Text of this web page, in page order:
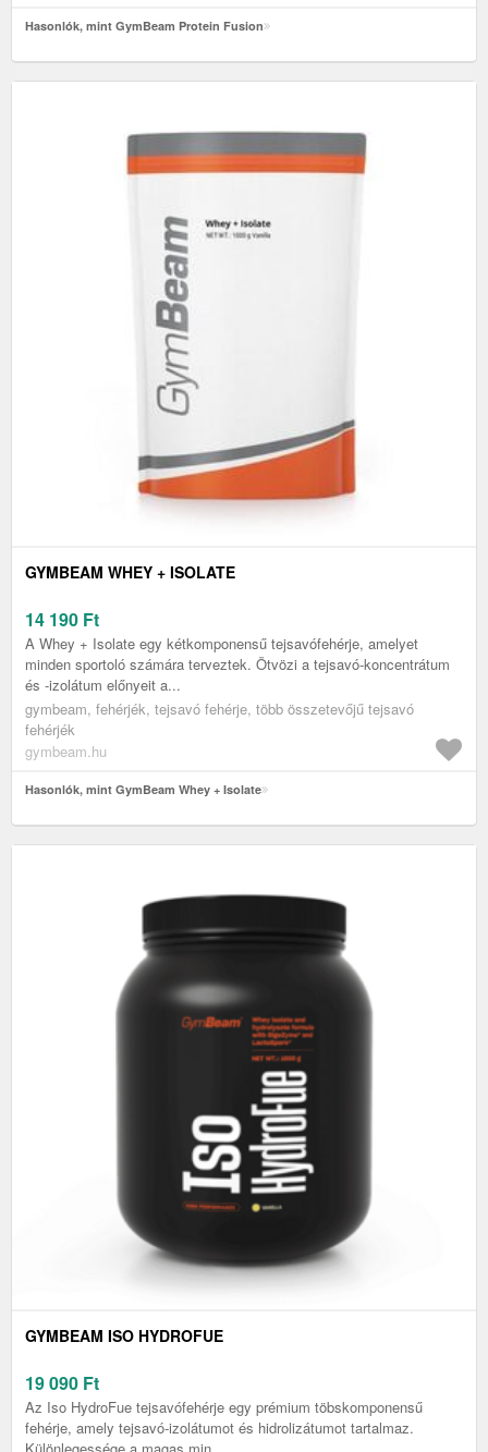
Hasonlók, mint GymBeam Protein Fusion
GYMBEAM WHEY + ISOLATE
14 190 Ft
A Whey + Isolate egy kétkomponensű tejsavófehérje, amelyet
minden sportoló számára terveztek. Ötvözi a tejsavó-koncentrátum
és -izolátum előnyeit a...
gymbeam, fehérjék, tejsavó fehérje, több összetevőjű tejsavó
fehérjék
gymbeam.hu
Hasonlók, mint GymBeam Whey + Isolate
GYMBEAM ISO HYDROFUE
19 090 Ft
Az Iso HydroFue tejsavófehérje egy prémium töbskomponensű
fehérje, amely tejsavó-izolátumot és hidrolizátumot tartalmaz.